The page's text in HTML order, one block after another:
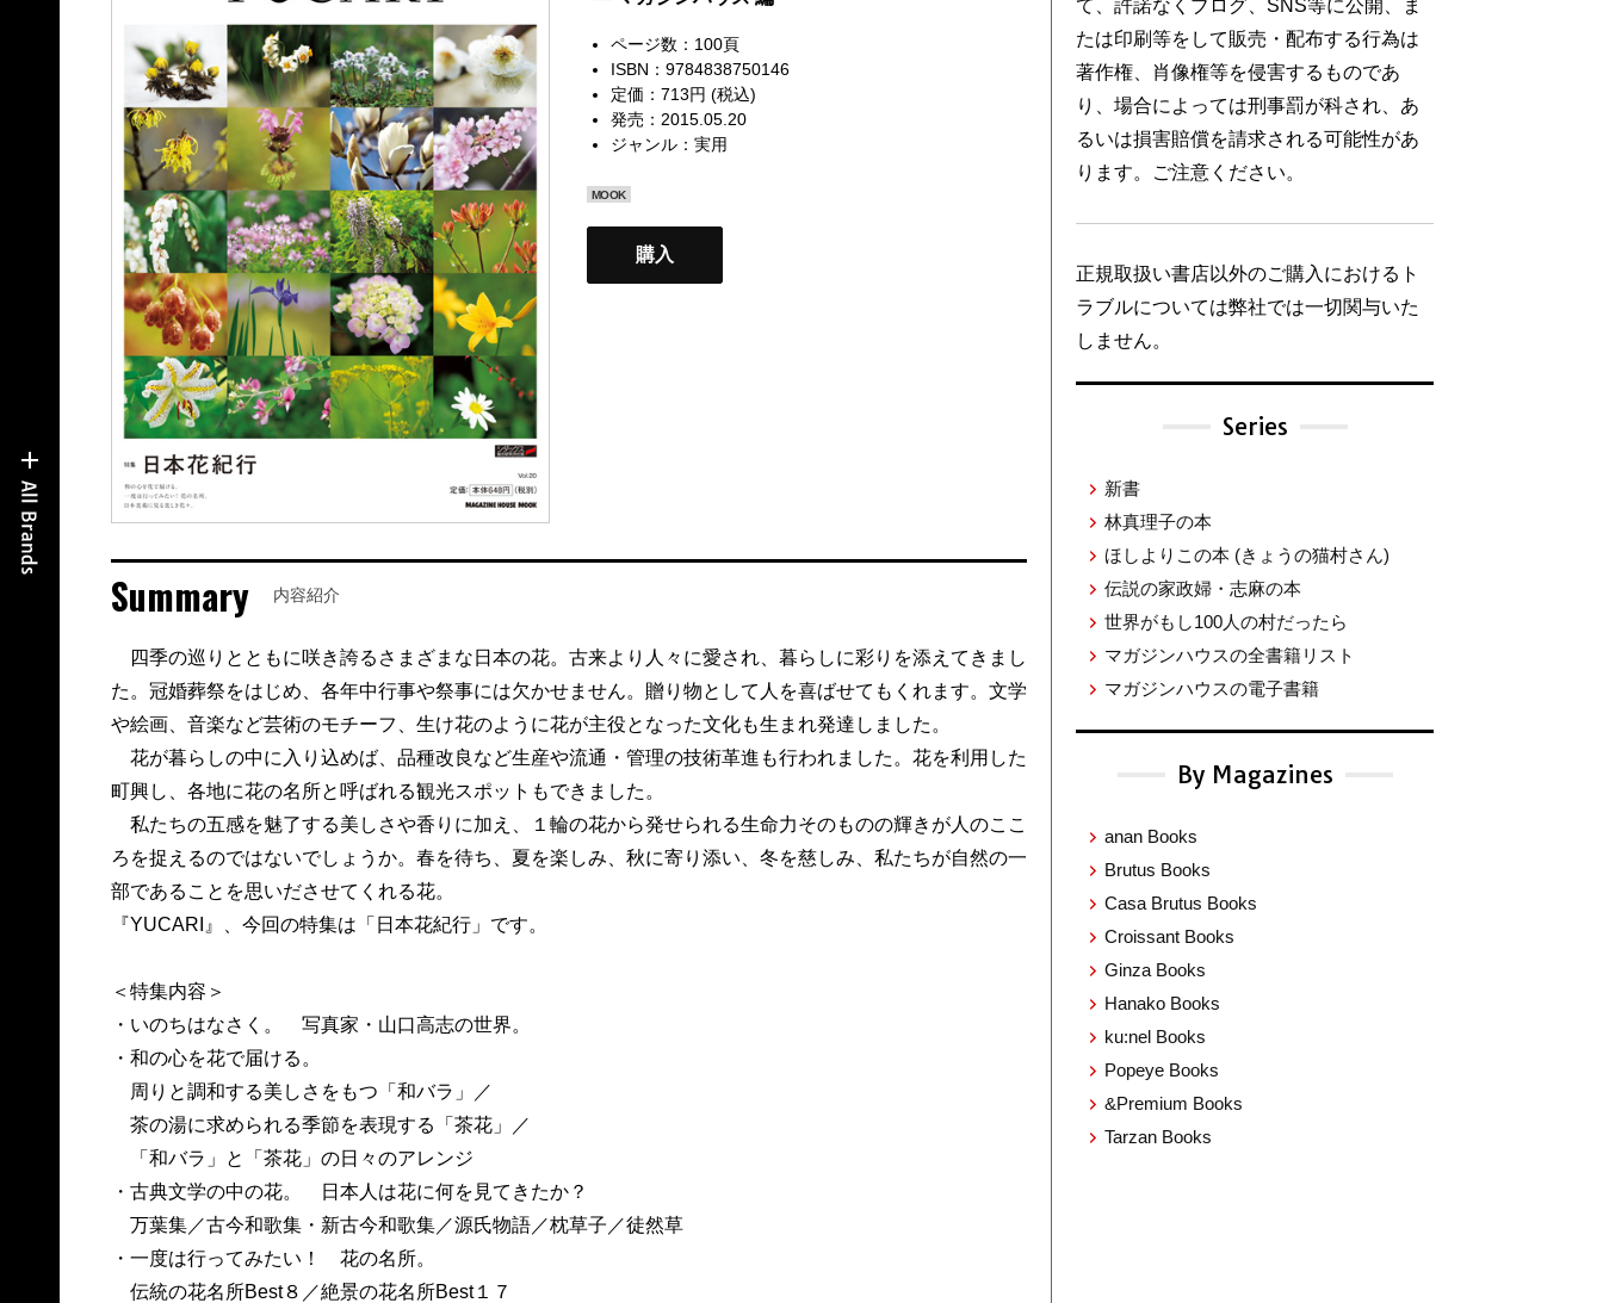
ページ数：100頁
ISBN：9784838750146
定価：713円 (税込)
発売：2015.05.20
ジャンル： 実用
MOOK
購入
Summary 内容紹介
四季の巡りとともに咲き誇るさまざまな日本の花。古来より人々に愛され、暮らしに彩りを添えてきまし
た。冠婚葬祭をはじめ、各年中行事や祭事には欠かせません。贈り物として人を喜ばせてもくれます。文学
や絵画、音楽など芸術のモチーフ、生け花のように花が主役となった文化も生まれ発達しました。
花が暮らしの中に入り込めば、品種改良など生産や流通・管理の技術革進も行われました。花を利用した
町興し、各地に花の名所と呼ばれる観光スポットもできました。
私たちの五感を魅了する美しさや香りに加え、１輪の花から発せられる生命力そのものの輝きが人のここ
ろを捉えるのではないでしょうか。春を待ち、夏を楽しみ、秋に寄り添い、冬を慈しみ、私たちが自然の一
部であることを思いださせてくれる花。
『YUCARI』、今回の特集は「日本花紀行」です。
＜特集内容＞
・いのちはなさく。 写真家・山口高志の世界。
・和の心を花で届ける。
周りと調和する美しさをもつ「和バラ」／
茶の湯に求められる季節を表現する「茶花」／
「和バラ」と「茶花」の日々のアレンジ
・古典文学の中の花。 日本人は花に何を見てきたか？
万葉集／古今和歌集・新古今和歌集／源氏物語／枕草子／徒然草
・一度は行ってみたい！ 花の名所。
伝統の花名所Best８／絶景の花名所Best１７
て、許諾なくブログ、SNS等に公開、ま
たは印刷等をして販売・配布する行為は
著作権、肖像権等を侵害するものであ
り、場合によっては刑事罰が科され、あ
るいは損害賠償を請求される可能性があ
ります。ご注意ください。
正規取扱い書店以外のご購入におけるト
ラブルについては弊社では一切関与いた
しません。
Series
新書
林真理子の本
ほしよりこの本 (きょうの猫村さん)
伝説の家政婦・志麻の本
世界がもし100人の村だったら
マガジンハウスの全書籍リスト
マガジンハウスの電子書籍
By Magazines
anan Books
Brutus Books
Casa Brutus Books
Croissant Books
Ginza Books
Hanako Books
ku:nel Books
Popeye Books
&Premium Books
Tarzan Books